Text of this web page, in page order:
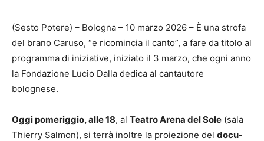
(Sesto Potere) – Bologna – 10 marzo 2026 – È una strofa
del brano Caruso, “e ricomincia il canto”, a fare da titolo al
programma di iniziative, iniziato il 3 marzo, che ogni anno
la Fondazione Lucio Dalla dedica al cantautore
bolognese.
Oggi pomeriggio, alle 18, al Teatro Arena del Sole (sala
Thierry Salmon), si terrà inoltre la proiezione del docu-